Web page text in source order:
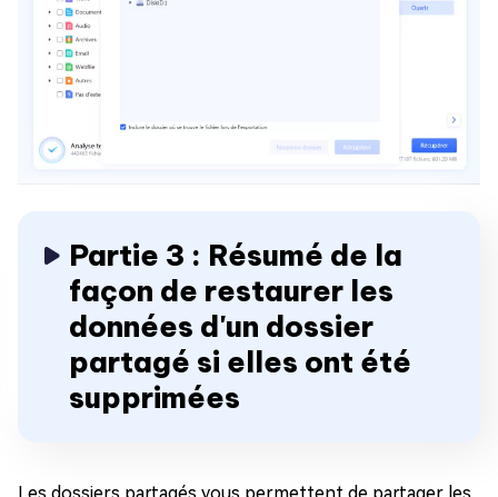
Partie 3 : Résumé de la
façon de restaurer les
données d'un dossier
partagé si elles ont été
supprimées